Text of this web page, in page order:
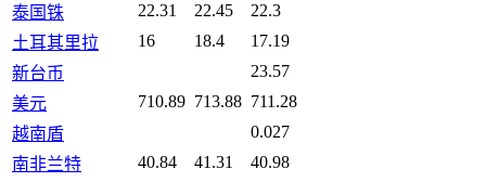
泰国铢
22.31 22.45
22.3
土耳其里拉
16 18.4
17.19
新台币
23.57
美元
710.89 713.88 711.28
越南盾
0.027
南非兰特
40.84 41.31
40.98